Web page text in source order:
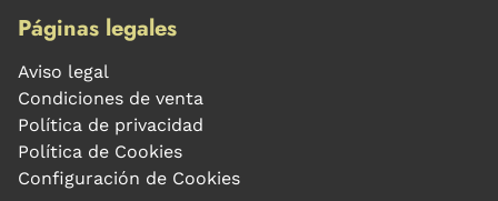
Páginas legales
Aviso legal
Condiciones de venta
Política de privacidad
Política de Cookies
Configuración de Cookies